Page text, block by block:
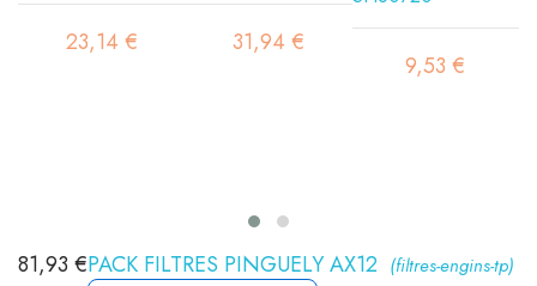
23,14 € 31,94 €
9,53 €
PACK FILTRES PINGUELY AX12 (filtres-engins-tp)
81,93 €